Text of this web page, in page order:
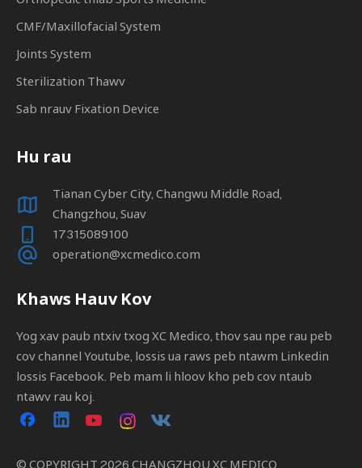
CMF/Maxillofacial System
Joints System
Sterilization Thawv
Sab nrauv Fixation Device
Hu rau
Tianan Cyber ​​​​City, Changwu Middle Road,
Changzhou, Suav
17315089100
operation@xcmedico.com
Khaws Hauv Kov
Yog xav paub ntxiv txog XC Medico, thov sau npe rau peb
cov channel Youtube, lossis ua raws peb ntawm Linkedin
lossis Facebook. Peb mam li hloov kho peb cov ntaub
ntawv rau koj.
© COPYRIGHT 2026 CHANGZHOU XC MEDICO